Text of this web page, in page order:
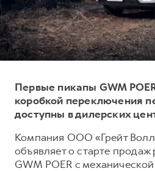
DARGO
от 3 199 000 ₽ от
F7
от 2 899 000 ₽
Тест-драйв
Трейд-ин
Кредитный калькулятор
Страхование
Кредит
СЕРВИСНОЕ
Нулевое ТО
Программа «Помощь на
Электронный ПТС
ПОДДЕРЖКА
GWM Безопасность
О дилере
Наша команда
Контакты
Первые пикапы GWM
коробкой переключения
доступны в дилерских
Компания ООО «Грейт
объявляет о старте
GWM POER с